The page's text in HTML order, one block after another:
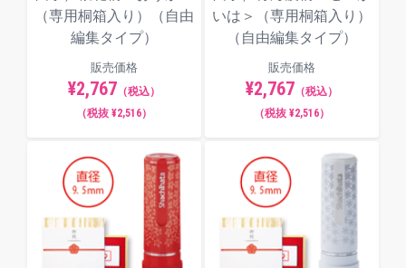
（専用桐箱入り）（自由
編集タイプ）
販売価格
¥2,767 （税込）
（税抜 ¥2,516）
いは＞（専用桐箱入り）
（自由編集タイプ）
販売価格
¥2,767 （税込）
（税抜 ¥2,516）